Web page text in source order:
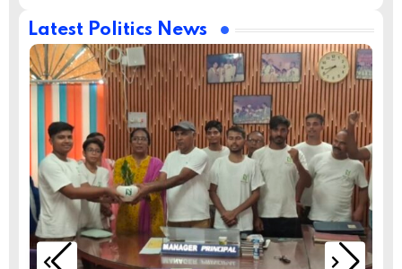
Latest Politics News